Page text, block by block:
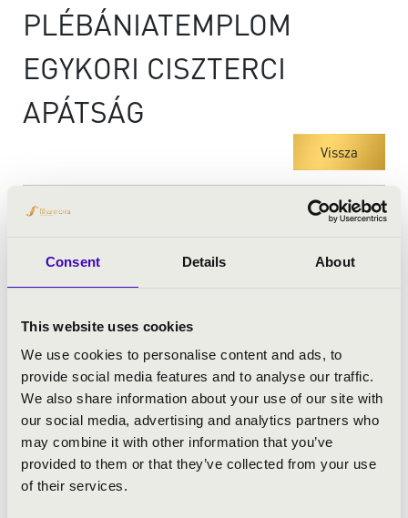
Consent Details About
This website uses cookies
We use cookies to personalise content and ads, to
provide social media features and to analyse our traffic.
We also share information about your use of our site with
our social media, advertising and analytics partners who
may combine it with other information that you’ve
provided to them or that they’ve collected from your use
of their services.
PLÉBÁNIATEMPLOM
EGYKORI CISZTERCI
APÁTSÁG
Vissza